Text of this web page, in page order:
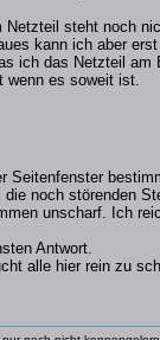
Netzteil steht noch
kann ich aber
ich das Netzteil am
wenn es soweit ist.
Seitenfenster
noch störenden
unscharf. Ich
Antwort.
alle hier rein zu